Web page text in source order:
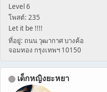
Level 6
โพสต์: 235
Let it be !!!!
ที่อยู่: ถนน วุฒากาศ บางค้อ
จอมทอง กรุงเทพฯ 10150
เด็กหญิงยะหยา